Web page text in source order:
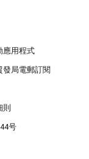
應用程式
發局電郵訂閱
則
号